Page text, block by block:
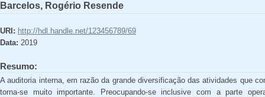
Barcelos, Rogério Resende
URI: http://hdl.handle.net/123456789/69
Data: 2019
Resumo:
A auditoria interna, em razão da grande diversificação das atividades que
torna-se muito importante. Preocupando-se inclusive com a parte